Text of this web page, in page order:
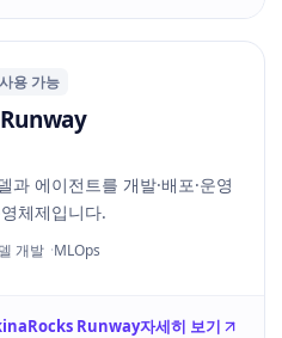
용 가능
과 에이전트를 개발·배포·운영
체제입니다.
개발 MLOps
Runway자세히 보기